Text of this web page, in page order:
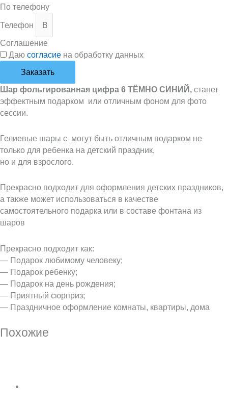
По телефону
Телефон
Соглашение
Даю согласие на обработку данных
Заказать
Шар фольгированная цифра 6 ТЁМНО СИНИЙ, станет
эффектным подарком или отличным фоном для фото
сессии.
Гелиевые шары с могут быть отличным подарком не
только для ребенка на детский праздник,
но и для взрослого.
Прекрасно подходит для оформления детских праздников,
а также может использоваться в качестве
самостоятельного подарка или в составе фонтана из
шаров
Прекрасно подходит как:
— Подарок любимому человеку;
— Подарок ребенку;
— Подарок на день рождения;
— Приятный сюрприз;
— Праздничное оформление комнаты, квартиры, дома
Похожие